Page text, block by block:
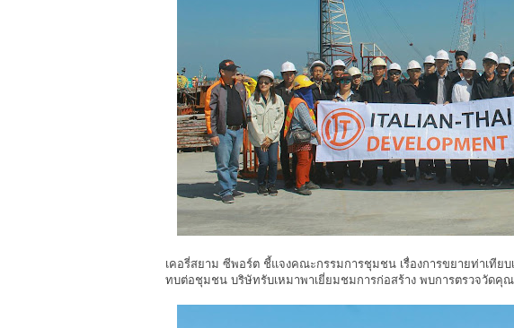
เคอรี่สยาม ซีพอร์ต ชี้แจงคณะกรรมการชุมชน เรื่องการขยายท่าเทียบ
ทบต่อชุมชน บริษัทรับเหมาพาเยี่ยมชมการก่อสร้าง พบการตรวจวัด